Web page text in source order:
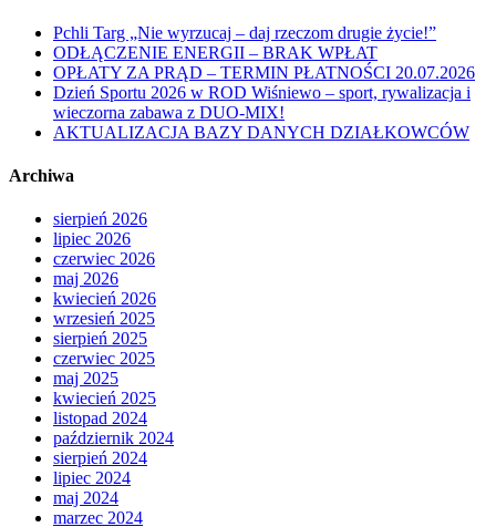
Pchli Targ „Nie wyrzucaj – daj rzeczom drugie życie!”
ODŁĄCZENIE ENERGII – BRAK WPŁAT
OPŁATY ZA PRĄD – TERMIN PŁATNOŚCI 20.07.2026
Dzień Sportu 2026 w ROD Wiśniewo – sport, rywalizacja i
wieczorna zabawa z DUO-MIX!
AKTUALIZACJA BAZY DANYCH DZIAŁKOWCÓW
Archiwa
sierpień 2026
lipiec 2026
czerwiec 2026
maj 2026
kwiecień 2026
wrzesień 2025
sierpień 2025
czerwiec 2025
maj 2025
kwiecień 2025
listopad 2024
październik 2024
sierpień 2024
lipiec 2024
maj 2024
marzec 2024